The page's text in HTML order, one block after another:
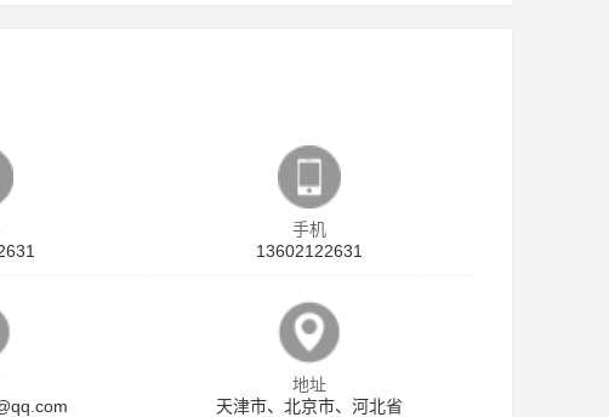
手机
13602122631
地址
天津市、北京市、河北省